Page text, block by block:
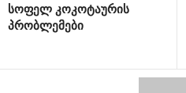
სოფელ კოკოტაურის
პრობლემები